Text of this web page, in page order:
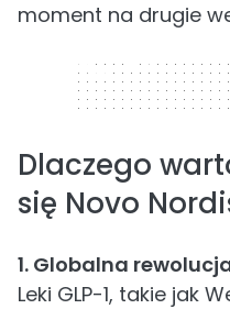
moment na drugie
320 x 50
Dlaczego
się Novo
1. Globalna
Leki GLP-1, takie jak